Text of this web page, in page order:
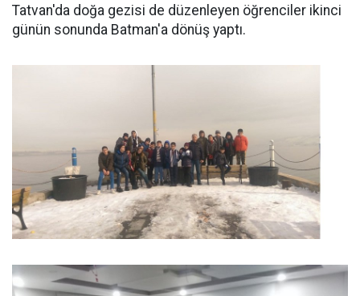
Tatvan'da doğa gezisi de düzenleyen öğrenciler ikinci
günün sonunda Batman'a dönüş yaptı.